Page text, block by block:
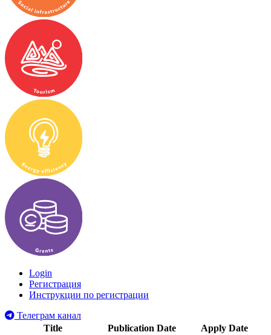
Login
Регистрация
Инструкции по регистрации
Телеграм канал
Title
Publication Date
Apply Date